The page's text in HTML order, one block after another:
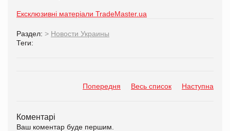
Ексклюзивні матеріали TradeMaster.ua
Раздел: > Новости Украины
Теги:
Попередня Весь список Наступна
Коментарі
Ваш коментар буде першим.